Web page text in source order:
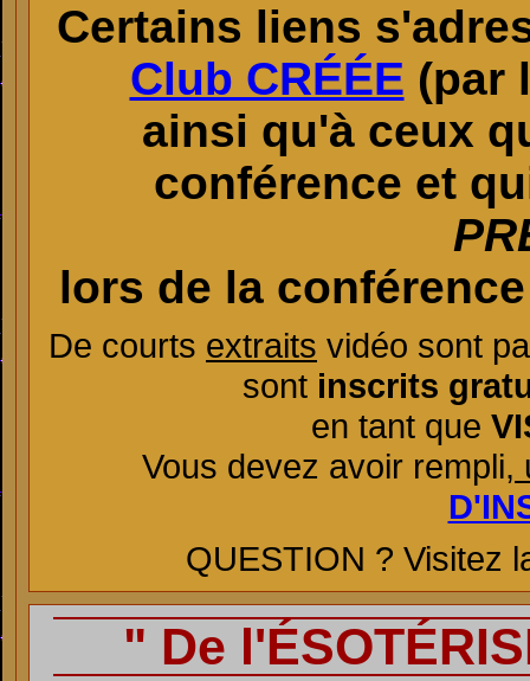
Certains liens
Club CRÉÉE (par
ainsi qu'à ceux
conférence et
lors de la
De courts extraits vidéo sont
sont inscrits
en tant que
Vous devez avoir rempli,
QUESTION ? Visitez
" De